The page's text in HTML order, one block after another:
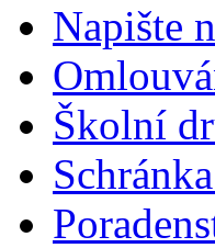
Napište
Školní